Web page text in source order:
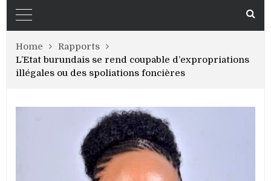
Home
Rapports
L’Etat burundais se rend coupable d’expropriations
illégales ou des spoliations foncières